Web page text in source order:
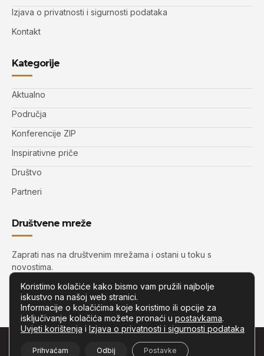
Izjava o privatnosti i sigurnosti podataka
Kontakt
Kategorije
Aktualno
Područja
Konferencije ZIP
Inspirativne priče
Društvo
Partneri
Društvene mreže
Zaprati nas na društvenim mrežama i ostani u toku s
novostima.
Zip.com.hr– Sva prava pridržana.
Koristimo kolačiće kako bismo vam pružili najbolje
iskustvo na našoj web stranici.
Informacije o kolačićima koje koristimo ili opcije za
isključivanje kolačića možete pronaći u postavkama.
Uvjeti korištenja i Izjava o privatnosti i sigurnosti podataka
Prihvaćam Odbij Postavke